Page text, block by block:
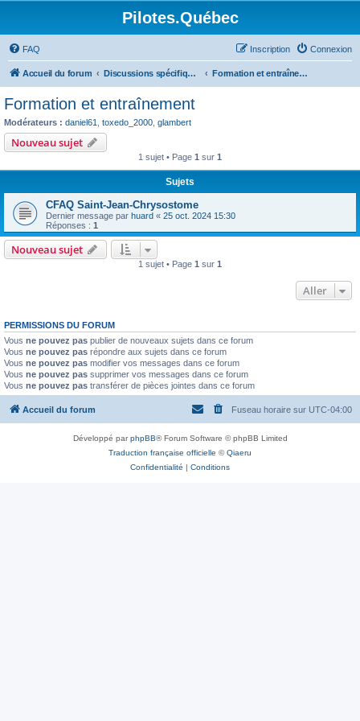
Pilotes.Québec
FAQ Connexion
Inscription
Accueil du forum Discussions spécifiques et techniques Formation et entraînement
Formation et entraînement
Modérateurs : daniel61 toxedo_2000 glambert
Nouveau sujet
1 sujet • Page 1 sur 1
Sujets
CFAQ Saint-Jean-Chrysostome
Dernier message par huard « 25 oct. 2024 15:30
Réponses : 1
Nouveau sujet
1 sujet • Page 1 sur 1
Aller
PERMISSIONS DU FORUM
Vous ne pouvez pas publier de nouveaux sujets dans ce forum
Vous ne pouvez pas répondre aux sujets dans ce forum
Vous ne pouvez pas modifier vos messages dans ce forum
Vous ne pouvez pas supprimer vos messages dans ce forum
Vous ne pouvez pas transférer de pièces jointes dans ce forum
Accueil du forum Fuseau horaire sur UTC-04:00
Développé parphpBB® Forum Software © phpBB Limited
Traduction française officielle ©Qiaeru
Confidentialité | Conditions